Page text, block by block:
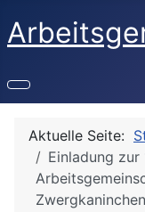
Aktuelle Seite:
Einladung zur